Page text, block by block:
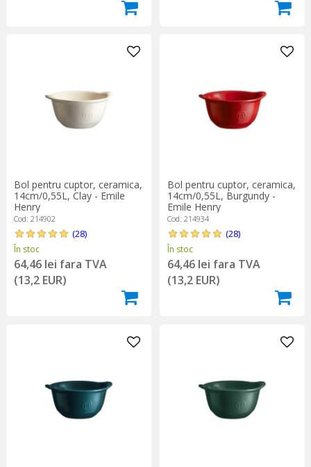
Bol pentru cuptor, ceramica,
14cm/0,55L, Clay - Emile
Henry
Cod: 214902
(28)
În stoc
64,46 lei fara TVA
(13,2 EUR)
Bol pentru cuptor, ceramica,
14cm/0,55L, Burgundy -
Emile Henry
Cod: 214934
(28)
În stoc
64,46 lei fara TVA
(13,2 EUR)